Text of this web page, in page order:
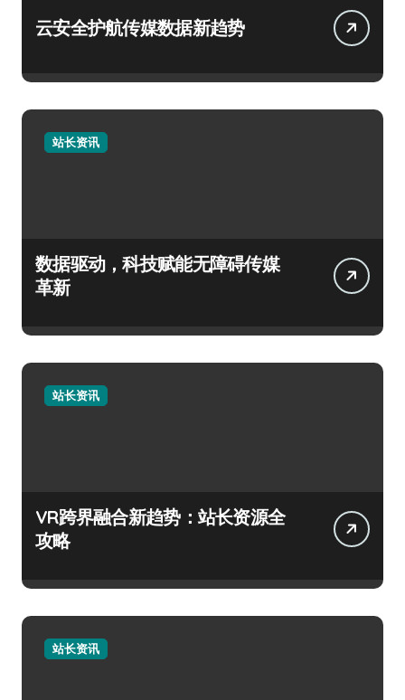
云安全护航传媒数据新趋势
站长资讯
数据驱动，科技赋能无障碍传媒
革新
站长资讯
VR跨界融合新趋势：站长资源全
攻略
站长资讯